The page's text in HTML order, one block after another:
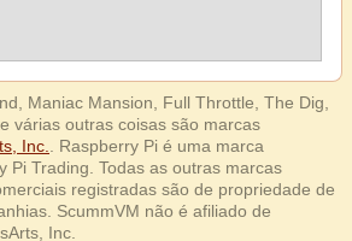
Maniac Mansion, Full Throttle, The Dig,
várias outras coisas são marcas
Inc.
. Raspberry Pi é uma marca
Pi Trading. Todas as outras marcas
registradas são de propriedade de
ScummVM não é afiliado de
Inc.